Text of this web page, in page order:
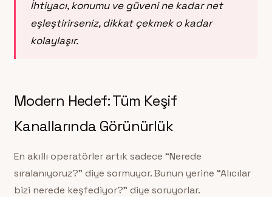
İhtiyacı, konumu ve güveni ne kadar net
eşleştirirseniz, dikkat çekmek o kadar
kolaylaşır.
Modern Hedef: Tüm Keşif
Kanallarında Görünürlük
En akıllı operatörler artık sadece “Nerede
sıralanıyoruz?” diye sormuyor. Bunun yerine “Alıcılar
bizi nerede keşfediyor?” diye soruyorlar.